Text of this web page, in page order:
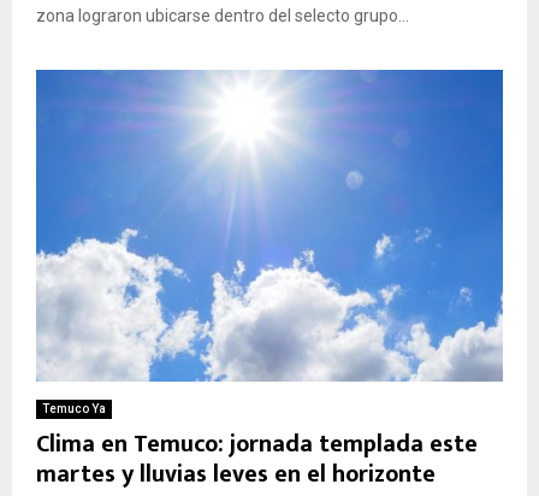
zona lograron ubicarse dentro del selecto grupo...
Temuco Ya
Clima en Temuco: jornada templada este
martes y lluvias leves en el horizonte